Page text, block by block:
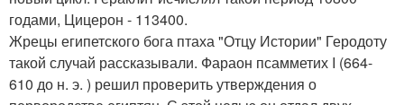
годами, Цицерон - 113400.
Жрецы египетского бога птаха "Отцу Истории" Геродоту
такой случай рассказывали. Фараон псамметих I (664-
610 до н. э. ) решил проверить утверждения о